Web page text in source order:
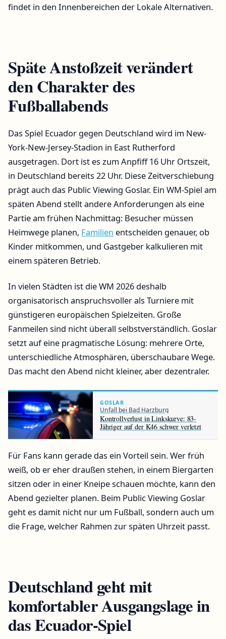
findet in den Innenbereichen der Lokale Alternativen.
Späte Anstoßzeit verändert
den Charakter des
Fußballabends
Das Spiel Ecuador gegen Deutschland wird im New-
York-New-Jersey-Stadion in East Rutherford
ausgetragen. Dort ist es zum Anpfiff 16 Uhr Ortszeit,
in Deutschland bereits 22 Uhr. Diese Zeitverschiebung
prägt auch das Public Viewing Goslar. Ein WM-Spiel am
späten Abend stellt andere Anforderungen als eine
Partie am frühen Nachmittag: Besucher müssen
Heimwege planen, Familien entscheiden genauer, ob
Kinder mitkommen, und Gastgeber kalkulieren mit
einem späteren Betrieb.
In vielen Städten ist die WM 2026 deshalb
organisatorisch anspruchsvoller als Turniere mit
günstigeren europäischen Spielzeiten. Große
Fanmeilen sind nicht überall selbstverständlich. Goslar
setzt auf eine pragmatische Lösung: mehrere Orte,
unterschiedliche Atmosphären, überschaubare Wege.
Das macht den Abend nicht kleiner, aber dezentraler.
GOSLAR
Unfall bei Bad Harzburg
Kontrollverlust in Linkskurve: 83-
Jähriger auf der K46 schwer verletzt
Für Fans kann gerade das ein Vorteil sein. Wer früh
weiß, ob er eher draußen stehen, in einem Biergarten
sitzen oder in einer Kneipe schauen möchte, kann den
Abend gezielter planen. Beim Public Viewing Goslar
geht es damit nicht nur um Fußball, sondern auch um
die Frage, welcher Rahmen zur späten Uhrzeit passt.
Deutschland geht mit
komfortabler Ausgangslage in
das Ecuador-Spiel